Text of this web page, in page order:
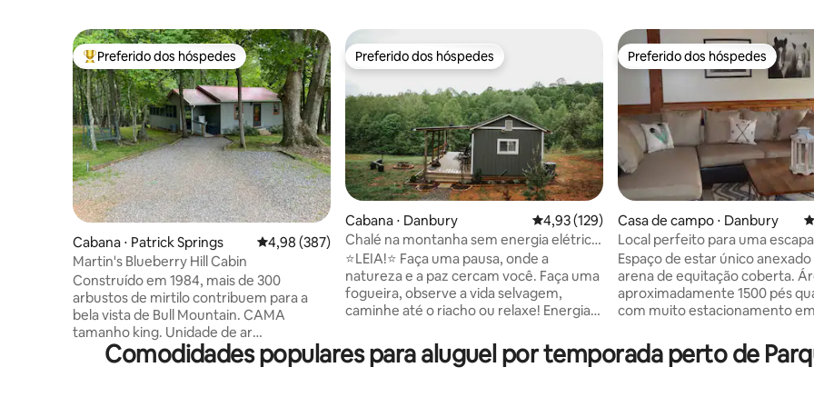
Entre os melhores preferidos dos hóspedes
Preferido dos hóspedes
Cabana ⋅ Patrick Springs 4,98 de uma avaliação média de 5, 387 avaliações
4,98 (387)
Martin's Blueberry Hill Cabin
Construído em 1984, mais de 300
arbustos de mirtilo contribuem para a
bela vista de Bull Mountain. CAMA
tamanho king. Unidade de ar
condicionado de janela para os meses
mais quentes do verão. Lareira a gás para
Preferido dos hóspedes
Preferido dos hóspedes
Cabana ⋅ Danbury 4,93 de uma avaliação média de 5, 129
4,93 (129)
Chalé na montanha sem energia elétrica
perto de Hanging Rock!
⭐️LEIA!⭐️ Faça uma pausa, onde a
natureza e a paz cercam você. Faça uma
fogueira, observe a vida selvagem,
caminhe até o riacho ou relaxe! Energia
aquecimento na cabine! Chuveiro
externo preparado para o inverno (não
Preferido dos hóspedes
Preferido dos hóspedes
Casa de campo ⋅ Danbury
Local perfeito para uma
privada no campo.
Espaço de estar único anexado
arena de equitação coberta.
aproximadamente 1500 pés
com muito estacionamento
natação ou escalada no
Hanging Rock e Pilot Knob,
Comodidades populares para aluguel por temporada perto de